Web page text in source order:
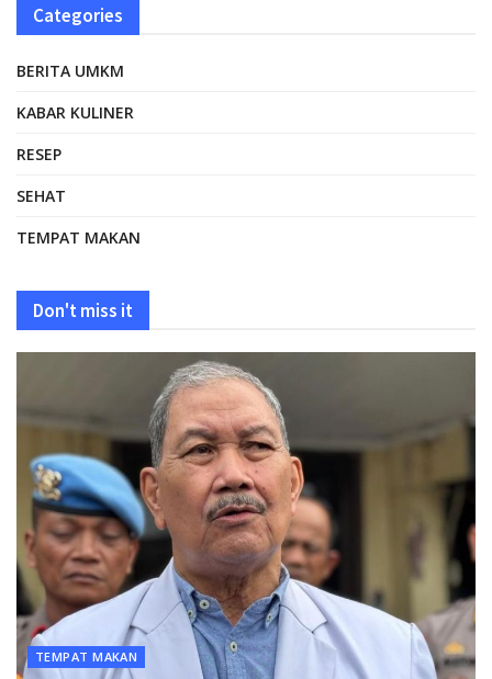
Categories
BERITA UMKM
KABAR KULINER
RESEP
SEHAT
TEMPAT MAKAN
Don't miss it
TEMPAT MAKAN